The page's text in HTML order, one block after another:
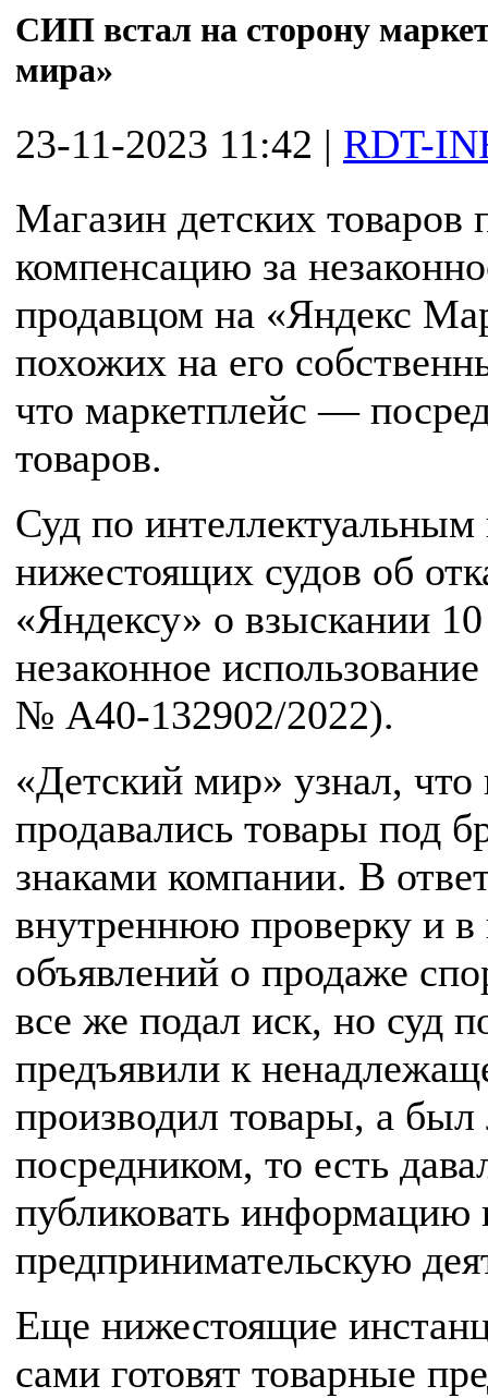
СИП встал на сторону
мира»
23-11-2023 11:42 | RDT-
Магазин детских товаров
компенсацию за
продавцом на «Яндекс
похожих на его
что маркетплейс —
товаров.
Суд по
нижестоящих судов об
«Яндексу» о взыскании
незаконное
№ А40-132902/2022).
«Детский мир» узнал,
продавались товары под
знаками компании. В
внутреннюю проверку и в
объявлений о продаже
все же подал иск, но суд
предъявили к
производил товары, а
посредником, то есть
публиковать информацию
предпринимательскую
Еще нижестоящие
сами готовят товарные